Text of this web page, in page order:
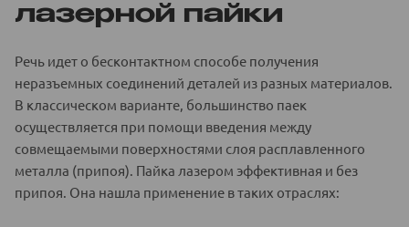
лазерной пайки
Речь идет о бесконтактном способе получения
неразъемных соединений деталей из разных материалов.
В классическом варианте, большинство паек
осуществляется при помощи введения между
совмещаемыми поверхностями слоя расплавленного
металла (припоя). Пайка лазером эффективная и без
припоя. Она нашла применение в таких отраслях: